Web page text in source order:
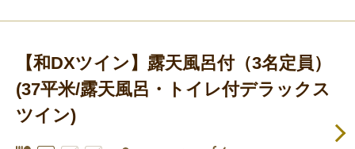
【和DXツイン】露天風呂付（3名定員）
(37平米/露天風呂・トイレ付デラックス
ツイン)